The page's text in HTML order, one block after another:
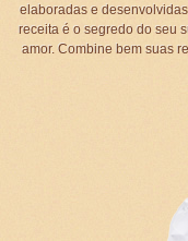
elaboradas e
receita é o segredo do seu
amor. Combine bem suas